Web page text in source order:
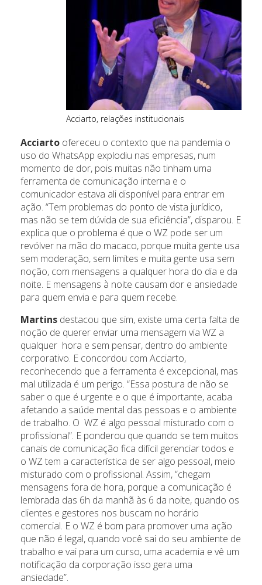
Acciarto, relações institucionais
Acciarto ofereceu o contexto que na pandemia o
uso do WhatsApp explodiu nas empresas, num
momento de dor, pois muitas não tinham uma
ferramenta de comunicação interna e o
comunicador estava ali disponível para entrar em
ação. “Tem problemas do ponto de vista jurídico,
mas não se tem dúvida de sua eficiência”, disparou. E
explica que o problema é que o WZ pode ser um
revólver na mão do macaco, porque muita gente usa
sem moderação, sem limites e muita gente usa sem
noção, com mensagens a qualquer hora do dia e da
noite. E mensagens à noite causam dor e ansiedade
para quem envia e para quem recebe.
Martins destacou que sim, existe uma certa falta de
noção de querer enviar uma mensagem via WZ a
qualquer hora e sem pensar, dentro do ambiente
corporativo. E concordou com Acciarto,
reconhecendo que a ferramenta é excepcional, mas
mal utilizada é um perigo. “Essa postura de não se
saber o que é urgente e o que é importante, acaba
afetando a saúde mental das pessoas e o ambiente
de trabalho. O WZ é algo pessoal misturado com o
profissional”. E ponderou que quando se tem muitos
canais de comunicação fica difícil gerenciar todos e
o WZ tem a característica de ser algo pessoal, meio
misturado com o profissional. Assim, “chegam
mensagens fora de hora, porque a comunicação é
lembrada das 6h da manhã às 6 da noite, quando os
clientes e gestores nos buscam no horário
comercial. E o WZ é bom para promover uma ação
que não é legal, quando você sai do seu ambiente de
trabalho e vai para um curso, uma academia e vê um
notificação da corporação isso gera uma
ansiedade”.